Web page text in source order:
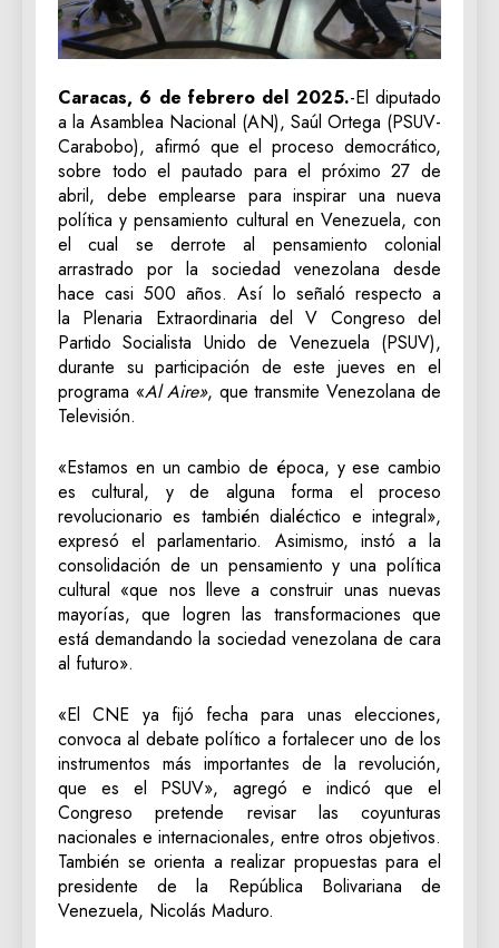
Caracas, 6 de febrero del 2025.-El diputado
a la Asamblea Nacional (AN), Saúl Ortega (PSUV-
Carabobo), afirmó que el proceso democrático,
sobre todo el pautado para el próximo 27 de
abril, debe emplearse para inspirar una nueva
política y pensamiento cultural en Venezuela, con
el cual se derrote al pensamiento colonial
arrastrado por la sociedad venezolana desde
hace casi 500 años. Así lo señaló respecto a
la Plenaria Extraordinaria del V Congreso del
Partido Socialista Unido de Venezuela (PSUV),
durante su participación de este jueves en el
programa «Al Aire», que transmite Venezolana de
Televisión.
«Estamos en un cambio de época, y ese cambio
es cultural, y de alguna forma el proceso
revolucionario es también dialéctico e integral»,
expresó el parlamentario. Asimismo, instó a la
consolidación de un pensamiento y una política
cultural «que nos lleve a construir unas nuevas
mayorías, que logren las transformaciones que
está demandando la sociedad venezolana de cara
al futuro».
«El CNE ya fijó fecha para unas elecciones,
convoca al debate político a fortalecer uno de los
instrumentos más importantes de la revolución,
que es el PSUV», agregó e indicó que el
Congreso pretende revisar las coyunturas
nacionales e internacionales, entre otros objetivos.
También se orienta a realizar propuestas para el
presidente de la República Bolivariana de
Venezuela, Nicolás Maduro.